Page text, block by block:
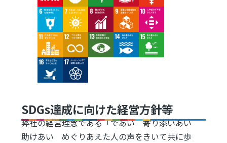
Image Image Image Image Image
Image Image Image Image Image
Image Image
SDGs達成に向けた経営方針等
弊社の経営理念である「であい 寄り添いあい
助けあい めぐりあえた人の声をきいて共に歩